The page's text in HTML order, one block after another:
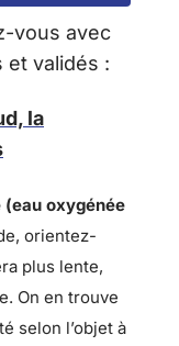
vous avec
et validés :
la
(eau oxygénée
orientez-
plus lente,
On en trouve
selon l’objet à